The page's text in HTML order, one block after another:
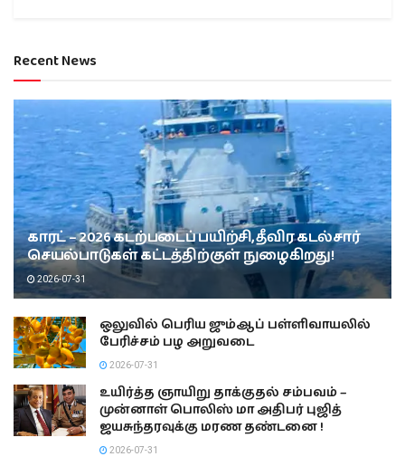
Recent News
காரட் – 2026 கடற்படைப் பயிற்சி, தீவிர கடல்சார்
செயல்பாடுகள் கட்டத்திற்குள் நுழைகிறது!
2026-07-31
ஒலுவில் பெரிய ஜும்ஆப் பள்ளிவாயலில்
பேரிச்சம் பழ அறுவடை
2026-07-31
உயிர்த்த ஞாயிறு தாக்குதல் சம்பவம் –
முன்னாள் பொலிஸ் மா அதிபர் புஜித்
ஜயசுந்தரவுக்கு மரண தண்டனை !
2026-07-31